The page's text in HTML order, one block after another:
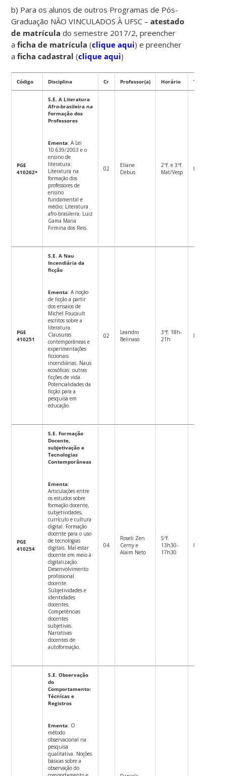
b) Para os alunos de outros Programas de Pós-
Graduação NÃO VINCULADOS À UFSC –atestado
de matrícula do semestre 2017/2, preencher
aficha de matrícula (clique aqui) e preencher
a ficha cadastral (clique aqui)
Código Disciplina Cr Professor(a) Horário Tipo
PGE
410262*
S.E. A Literatura
Afro-brasileira na
Formação dos
Professores
Ementa: A Lei
10.639/2003 e o
ensino de
literatura;
Literatura na
formação dos
professores de
ensino
fundamental e
médio; Literatura
afro-brasileira; Luiz
Gama Maria
Firmina dos Reis.
02
Eliane
Debus
2ªf. e 3ªf.
Mat/Vesp
Eletiva
PGE
410251
S.E. A Nau
Incendiária da
ficção
Ementa: A noção
de ficção a partir
dos ensaios de
Michel Foucault
escritos sobre a
literatura.
Clausuras
contemporâneas e
experimentações
ficcionais
incendiárias. Naus
ecosóficas: outras
ficções de vida.
Potencialidades da
ficção para a
pesquisa em
educação.
02
Leandro
Belinaso
3ªf. 18h-
21h
Eletiva
PGE
410254
S.E. Formação
Docente,
subjetivação e
Tecnologias
Contemporâneas
Ementa:
Articulações entre
os estudos sobre
formação docente,
subjetividades,
currículo e cultura
digital. Formação
docente para o uso
de tecnologias
digitais. Mal-estar
docente em meio à
digitalização.
Desenvolvimento
profissional
docente.
Subjetividades e
identidades
docentes.
Competências
docentes
subjetivas.
Narrativas
docentes de
autoformação.
04
Roseli Zen
Cerny e
Alaim Neto
5ªf.
13h30-
17h30
Eletiva
S.E. Observação
do
Comportamento:
Técnicas e
Registros
Ementa: O
método
observacional na
pesquisa
qualitativa. Noções
básicas sobre a
observação do